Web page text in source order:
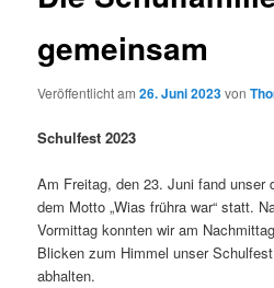
gemeinsam
Veröffentlicht am26. Juni 2023von
Schulfest 2023
Am Freitag, den 23. Juni fand unser
dem Motto „Wias frühra war“ statt.
Vormittag konnten wir am
Blicken zum Himmel unser
abhalten.